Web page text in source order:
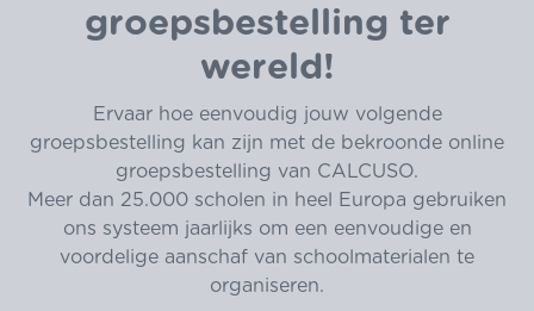
groepsbestelling ter
wereld!
Ervaar hoe eenvoudig jouw volgende
groepsbestelling kan zijn met de bekroonde online
groepsbestelling van CALCUSO.
Meer dan 25.000 scholen in heel Europa gebruiken
ons systeem jaarlijks om een eenvoudige en
voordelige aanschaf van schoolmaterialen te
organiseren.